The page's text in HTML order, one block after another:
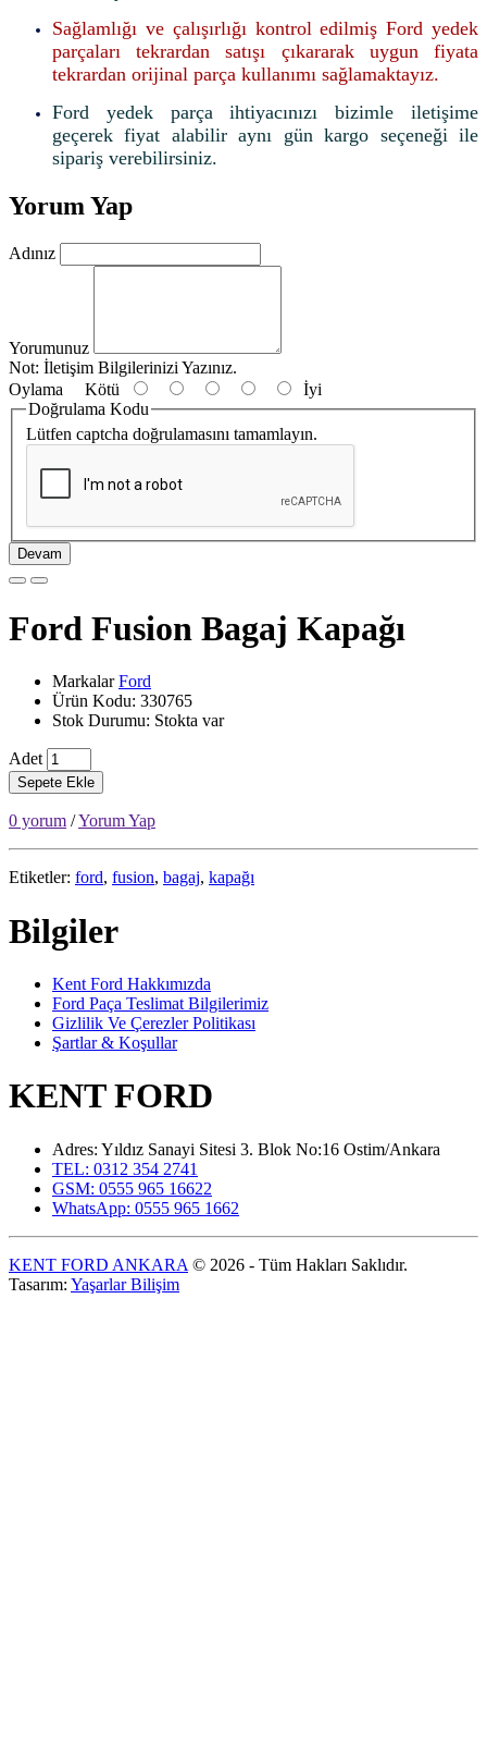
Sağlamlığı ve çalışırlığı kontrol edilmiş Ford yedek
parçaları tekrardan satışı çıkararak uygun fiyata
tekrardan orijinal parça kullanımı sağlamaktayız.
Ford yedek parça ihtiyacınızı bizimle iletişime
geçerek fiyat alabilir aynı gün kargo seçeneği ile
sipariş verebilirsiniz.
Yorum Yap
Adınız
Yorumunuz
Not: İletişim Bilgilerinizi Yazınız.
Oylama Kötü
İyi
Doğrulama Kodu
Lütfen captcha doğrulamasını tamamlayın.
Devam
Ford Fusion Bagaj Kapağı
MarkalarFord
Ürün Kodu: 330765
Stok Durumu: Stokta var
Adet
Sepete Ekle
0 yorum /Yorum Yap
Etiketler: ford, fusion, bagaj, kapağı
Bilgiler
Kent Ford Hakkımızda
Ford Paça Teslimat Bilgilerimiz
Gizlilik Ve Çerezler Politikası
Şartlar & Koşullar
KENT FORD
Adres: Yıldız Sanayi Sitesi 3. Blok No:16 Ostim/Ankara
TEL: 0312 354 2741
GSM: 0555 965 16622
WhatsApp: 0555 965 1662
KENT FORD ANKARA © 2026 - Tüm Hakları Saklıdır.
Tasarım: Yaşarlar Bilişim